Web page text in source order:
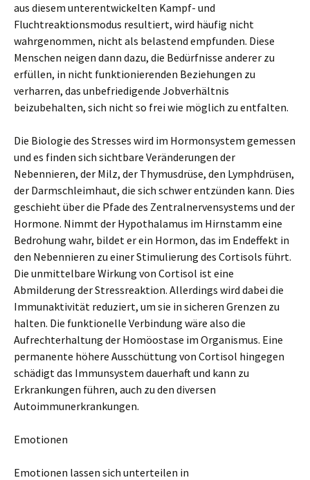
aus diesem unterentwickelten Kampf- und
Fluchtreaktionsmodus resultiert, wird häufig nicht
wahrgenommen, nicht als belastend empfunden. Diese
Menschen neigen dann dazu, die Bedürfnisse anderer zu
erfüllen, in nicht funktionierenden Beziehungen zu
verharren, das unbefriedigende Jobverhältnis
beizubehalten, sich nicht so frei wie möglich zu entfalten.
Die Biologie des Stresses wird im Hormonsystem gemessen
und es finden sich sichtbare Veränderungen der
Nebennieren, der Milz, der Thymusdrüse, den Lymphdrüsen,
der Darmschleimhaut, die sich schwer entzünden kann. Dies
geschieht über die Pfade des Zentralnervensystems und der
Hormone. Nimmt der Hypothalamus im Hirnstamm eine
Bedrohung wahr, bildet er ein Hormon, das im Endeffekt in
den Nebennieren zu einer Stimulierung des Cortisols führt.
Die unmittelbare Wirkung von Cortisol ist eine
Abmilderung der Stressreaktion. Allerdings wird dabei die
Immunaktivität reduziert, um sie in sicheren Grenzen zu
halten. Die funktionelle Verbindung wäre also die
Aufrechterhaltung der Homöostase im Organismus. Eine
permanente höhere Ausschüttung von Cortisol hingegen
schädigt das Immunsystem dauerhaft und kann zu
Erkrankungen führen, auch zu den diversen
Autoimmunerkrankungen.
Emotionen
Emotionen lassen sich unterteilen in